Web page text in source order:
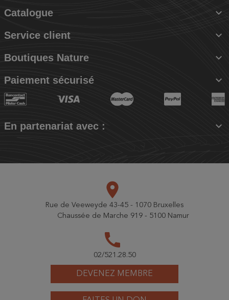
Catalogue 
Service client 
Boutiques Nature 
Paiement sécurisé 
En partenariat avec : 
DEVENEZ MEMBRE
place
Rue de Veeweyde 43-45 - 1070 Bruxelles
Chaussée de Marche 919 - 5100 Namur
call
02/521.28.50